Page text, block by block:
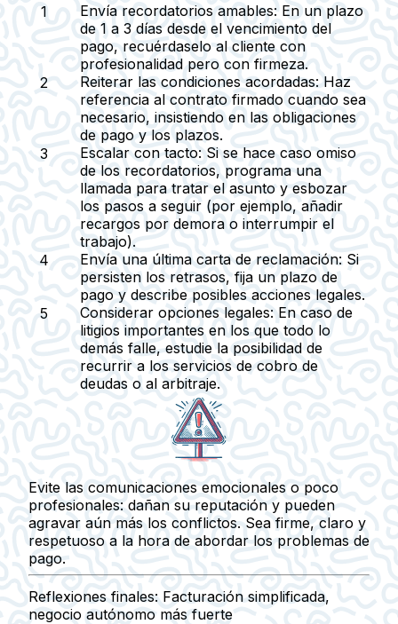
Envía recordatorios amables: En un plazo
de 1 a 3 días desde el vencimiento del
pago, recuérdaselo al cliente con
profesionalidad pero con firmeza.
Reiterar las condiciones acordadas: Haz
referencia al contrato firmado cuando sea
necesario, insistiendo en las obligaciones
de pago y los plazos.
Escalar con tacto: Si se hace caso omiso
de los recordatorios, programa una
llamada para tratar el asunto y esbozar
los pasos a seguir (por ejemplo, añadir
recargos por demora o interrumpir el
trabajo).
Envía una última carta de reclamación: Si
persisten los retrasos, fija un plazo de
pago y describe posibles acciones legales.
Considerar opciones legales: En caso de
litigios importantes en los que todo lo
demás falle, estudie la posibilidad de
recurrir a los servicios de cobro de
deudas o al arbitraje.
Evite las comunicaciones emocionales o poco
profesionales: dañan su reputación y pueden
agravar aún más los conflictos. Sea firme, claro y
respetuoso a la hora de abordar los problemas de
pago.
Reflexiones finales: Facturación simplificada,
negocio autónomo más fuerte